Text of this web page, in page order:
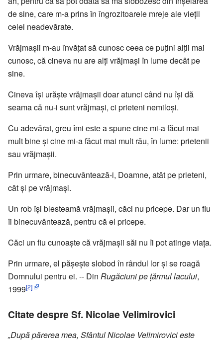
de sine, care m-a prins în îngrozitoarele mreje ale vieții
celei neadevărate.
Vrăjmașii m-au învățat să cunosc ceea ce puțini alții mai
cunosc, că cineva nu are alți vrăjmași în lume decât pe
sine.
Cineva își urăște vrăjmașii doar atunci când nu își dă
seama că nu-i sunt vrăjmași, ci prieteni nemiloși.
Cu adevărat, greu îmi este a spune cine mi-a făcut mai
mult bine și cine mi-a făcut mai mult rău, în lume: prietenii
sau vrăjmașii.
Prin urmare, binecuvântează-i, Doamne, atât pe prieteni,
cât și pe vrăjmași.
Un rob își blesteamă vrăjmașii, căci nu pricepe. Dar un fiu
îi binecuvântează, pentru că el pricepe.
Căci un fiu cunoaște că vrăjmașii săi nu îi pot atinge viața.
Prin urmare, el pășește slobod în rândul lor și se roagă
Domnului pentru ei. -- Din Rugăciuni pe țărmul lacului,
1999[2]
Citate despre Sf. Nicolae Velimirovici
„După părerea mea, Sfântul Nicolae Velimirovici este